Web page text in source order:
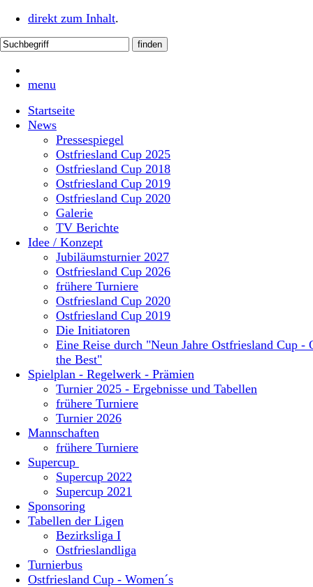
direkt zum Inhalt.
menu
Startseite
News
Pressespiegel
Ostfriesland Cup 2025
Ostfriesland Cup 2018
Ostfriesland Cup 2019
Ostfriesland Cup 2020
Galerie
TV Berichte
Idee / Konzept
Jubiläumsturnier 2027
Ostfriesland Cup 2026
frühere Turniere
Ostfriesland Cup 2020
Ostfriesland Cup 2019
Die Initiatoren
Eine Reise durch "Neun Jahre Ostfriesland Cup -
the Best"
Spielplan - Regelwerk - Prämien
Turnier 2025 - Ergebnisse und Tabellen
frühere Turniere
Turnier 2026
Mannschaften
frühere Turniere
Supercup
Supercup 2022
Supercup 2021
Sponsoring
Tabellen der Ligen
Bezirksliga I
Ostfrieslandliga
Turnierbus
Ostfriesland Cup - Women´s